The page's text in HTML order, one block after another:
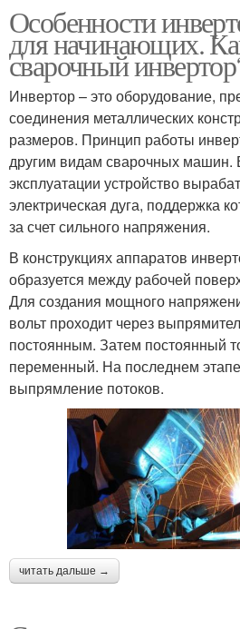
Особенности
для начинающих.
сварочный
Инвертор – это оборудование,
соединения металлических
размеров. Принцип работы
другим видам сварочных машин.
эксплуатации устройство
электрическая дуга, поддержка
за счет сильного напряжения.
В конструкциях аппаратов
образуется между рабочей
Для создания мощного
вольт проходит через
постоянным. Затем постоянный
переменный. На последнем этапе
выпрямление потоков.
читать дальше →